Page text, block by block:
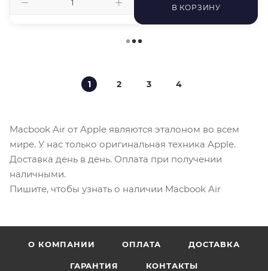
В КОРЗИНУ
1 2 3 4
Macbook Air от Apple являются эталоном во всем
мире. У нас только оригинальная техника Apple.
Доставка день в день. Оплата при получении
наличными.
Пишите, чтобы узнать о наличии Macbook Air
О КОМПАНИИ ОПЛАТА ДОСТАВКА
ГАРАНТИЯ КОНТАКТЫ